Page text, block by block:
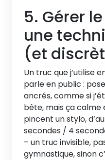
5. Gérer
une
(et
Un truc que j’utilise
parle en public :
ancrés, comme si
bête, mais ça calme
pincent un stylo,
secondes / 4
– un truc invisible,
gymnastique, sinon